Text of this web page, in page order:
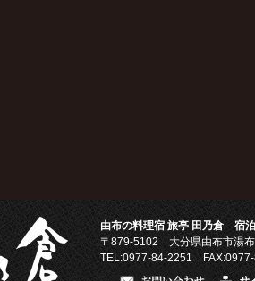
由布の料理宿 旅亭 田乃倉 宿
〒879-5102 大分県由布市湯
TEL:0977-84-2251